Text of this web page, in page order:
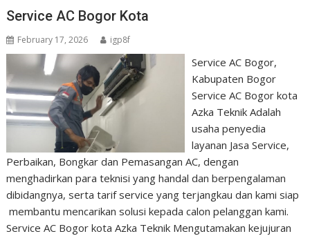
Service AC Bogor Kota
February 17, 2026 igp8f
Service AC Bogor,
Kabupaten Bogor
Service AC Bogor kota
Azka Teknik Adalah
usaha penyedia
layanan Jasa Service,
Perbaikan, Bongkar dan Pemasangan AC, dengan
menghadirkan para teknisi yang handal dan berpengalaman
dibidangnya, serta tarif service yang terjangkau dan kami siap
membantu mencarikan solusi kepada calon pelanggan kami.
Service AC Bogor kota Azka Teknik Mengutamakan kejujuran